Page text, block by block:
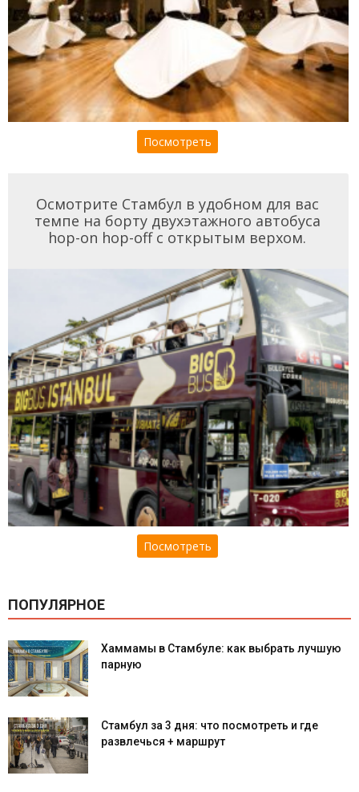
Посмотреть
Осмотрите Стамбул в удобном для вас
темпе на борту двухэтажного автобуса
hop-on hop-off с открытым верхом.
Посмотреть
ПОПУЛЯРНОЕ
Хаммамы в Стамбуле: как выбрать лучшую
парную
Стамбул за 3 дня: что посмотреть и где
развлечься + маршрут